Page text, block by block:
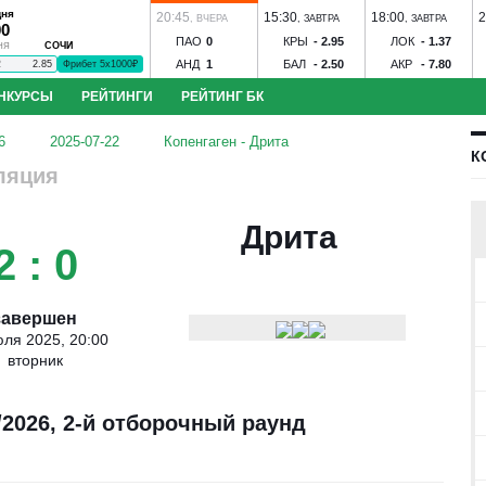
СОЧИ
2.85 Фрибет 5х1000₽
20:45 , ВЧЕРА
ПАО 0
АНД 1
15:30, ЗАВТРА
КРЫ - 2.95
БАЛ
- 2.50
18:00, ЗАВТРА
ЛОК - 1.37
АКР
- 7.80
РЕЙТИНГИ РЕЙТИНГ БК
- Акрон ЦСКА - Ростов Динамо М - Динамо Мхч
Зенит-Ижевск -
Иртыш - Сатурн
2025-07-22 Копенгаген - Дрита
: 0
2025, 20:00
вторник
Дрита
2-й отборочный раунд